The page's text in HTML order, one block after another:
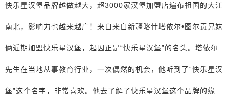
快乐星汉堡品牌越做越大，超3000家汉堡加盟店遍布祖国的大江
南北，影响力也越来越广！来自来自新疆喀什塔依尔•图尔贡兄妹
俩近期加盟快乐星汉堡，起因正是“快乐星汉堡”的名头。塔依尔
先生在当地从事教育行业，一次偶然的机会，他听到了“快乐星汉
堡”这个名字，非常喜欢。他去了解了快乐星汉堡这个品牌的缘